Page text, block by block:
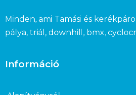
Minden, ami Tamási és
pálya, triál, downhill, bmx,
Információ